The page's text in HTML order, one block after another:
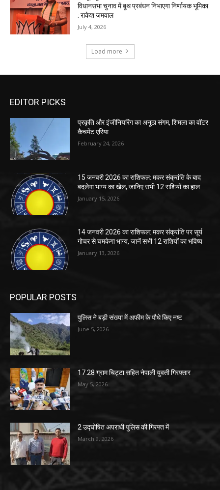
EDITOR PICKS
प्रकृति और इंजीनियरिंग का अनूठा संगम, शिमला का वॉटर
कैचमेंट एरिया
February 24, 2026
15 जनवरी 2026 का राशिफल: मकर संक्रांति के बाद
बदलेगा भाग्य का खेल, जानिए सभी 12 राशियों का हाल
January 15, 2026
14 जनवरी 2026 का राशिफल: मकर संक्रांति पर सूर्य
गोचर से चमकेगा भाग्य, जानें सभी 12 राशियों का भविष्य
January 13, 2026
POPULAR POSTS
पुलिस ने बड़ी संख्या में अफीम के पौधे किए नष्ट
June 5, 2026
17.28 ग्राम चिट्टा सहित नेपाली युवती गिरफ्तार
May 5, 2026
2 उद्घोषित अपराधी पुलिस की गिरफ्त में
March 9, 2026